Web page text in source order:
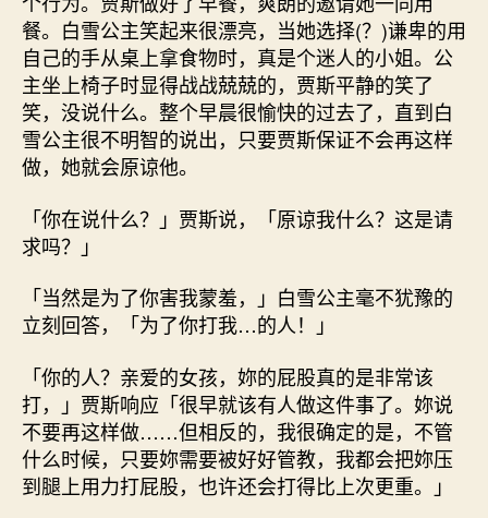
餐。白雪公主笑起来很漂亮，当她选择(？)谦卑的用
自己的手从桌上拿食物时，真是个迷人的小姐。公
主坐上椅子时显得战战兢兢的，贾斯平静的笑了
笑，没说什么。整个早晨很愉快的过去了，直到白
雪公主很不明智的说出，只要贾斯保证不会再这样
做，她就会原谅他。
「你在说什么？」贾斯说，「原谅我什么？这是请
求吗？」
「当然是为了你害我蒙羞，」白雪公主毫不犹豫的
立刻回答，「为了你打我…的人！」
「你的人？亲爱的女孩，妳的屁股真的是非常该
打，」贾斯响应「很早就该有人做这件事了。妳说
不要再这样做……但相反的，我很确定的是，不管
什么时候，只要妳需要被好好管教，我都会把妳压
到腿上用力打屁股，也许还会打得比上次更重。」